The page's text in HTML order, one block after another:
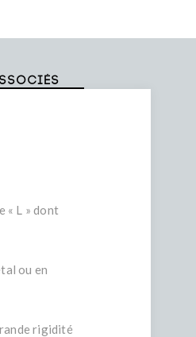
« L » dont
ou en
rigidité